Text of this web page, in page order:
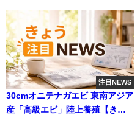
注目NEWS
30cmオニテナガエビ 東南アジア
産「高級エビ」陸上養殖【きょ